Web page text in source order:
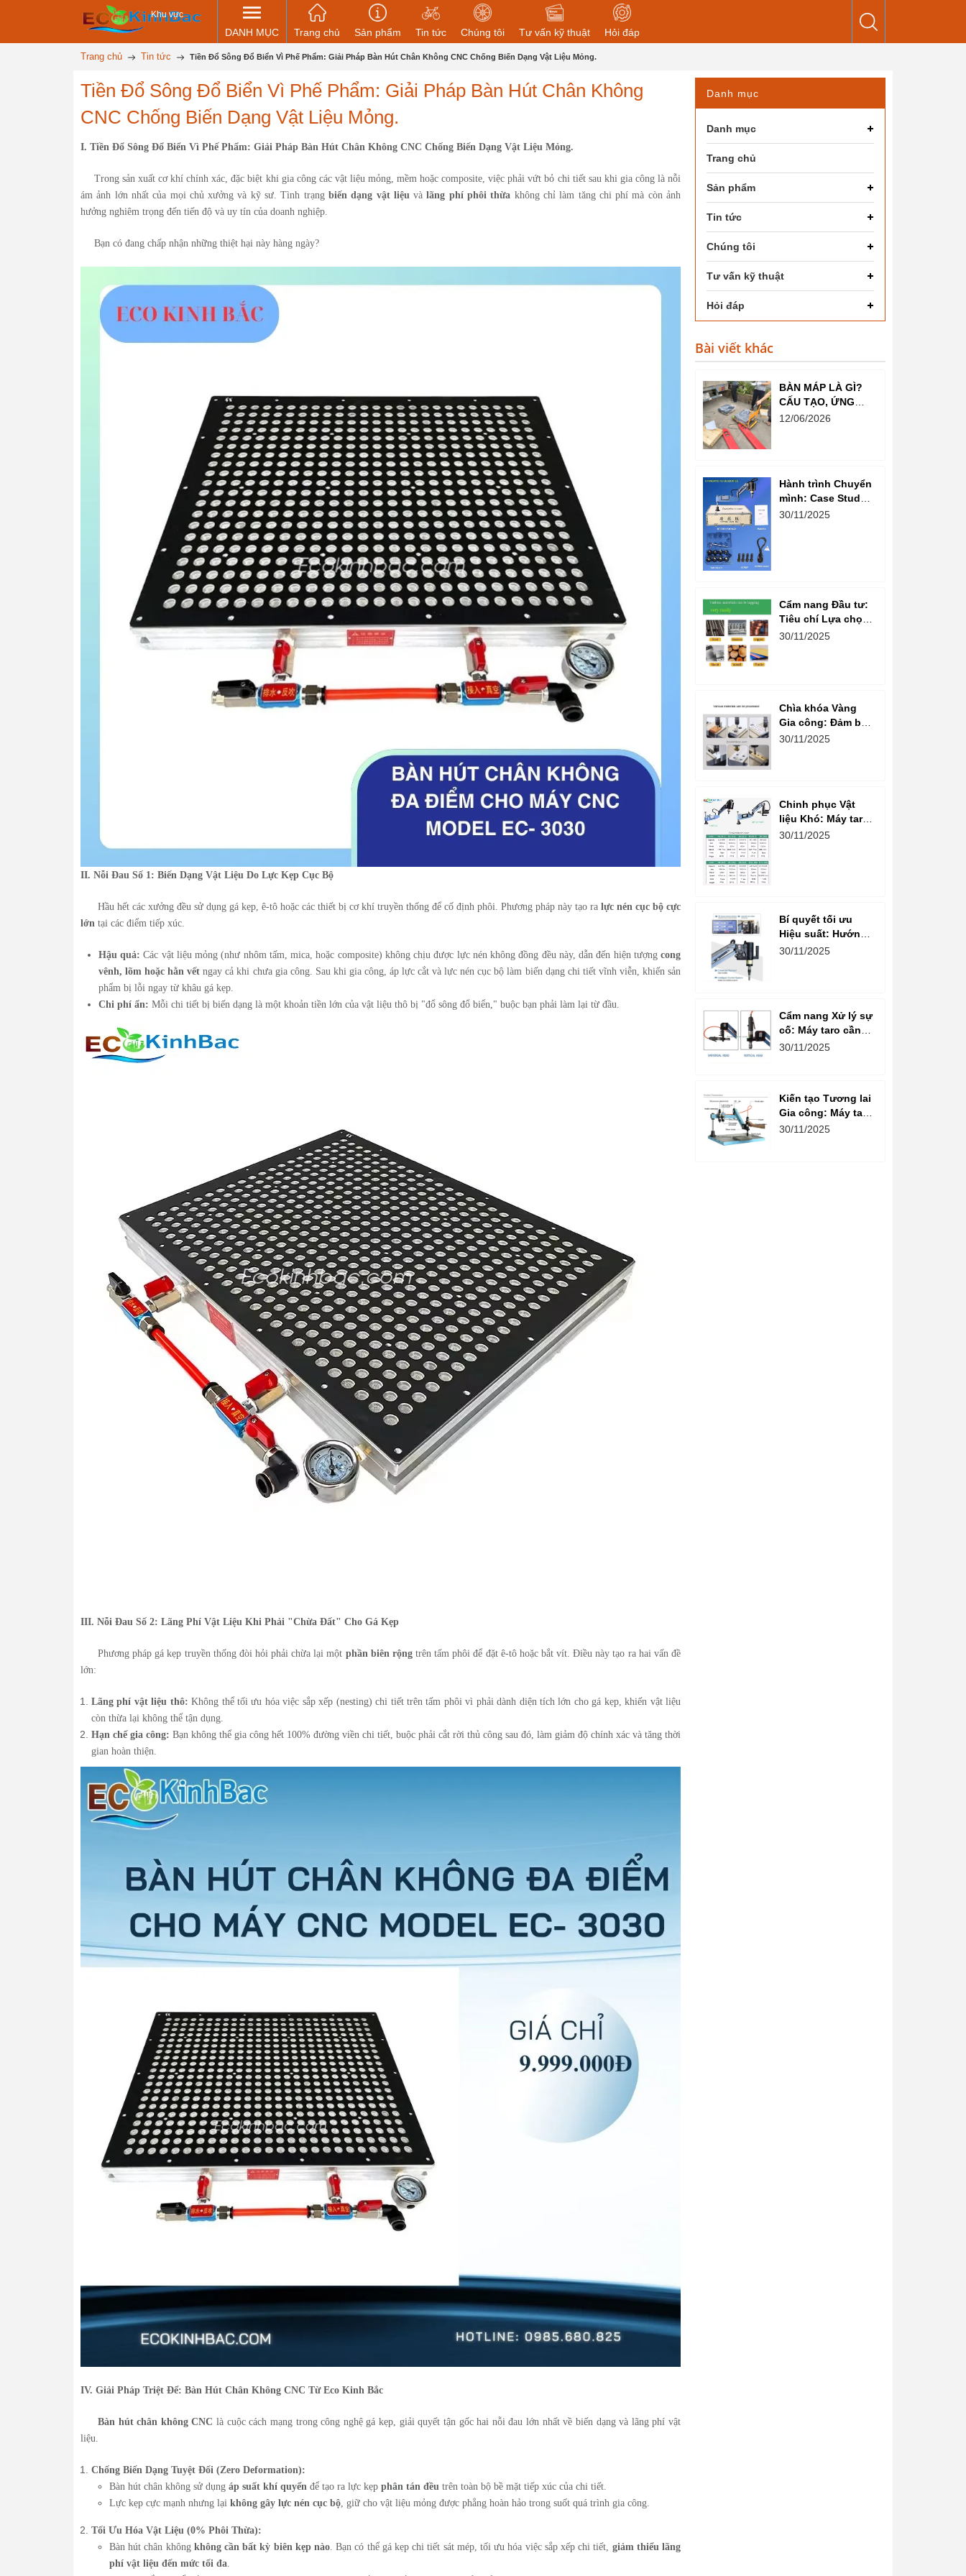
Khu vực
DANH MỤC Trang chủ Sản phẩm Tin tức Chúng tôi Tư vấn kỹ thuật Hỏi đáp
Trang chủ Tin tức Tiền Đổ Sông Đổ Biển Vì Phế Phẩm: Giải Pháp Bàn Hút Chân Không CNC Chống Biến Dạng Vật Liệu Mỏng.
Tiền Đổ Sông Đổ Biển Vì Phế Phẩm: Giải Pháp Bàn Hút Chân Không
CNC Chống Biến Dạng Vật Liệu Mỏng.
I. Tiền Đổ Sông Đổ Biển Vì Phế Phẩm: Giải Pháp Bàn Hút Chân Không CNC Chống Biến Dạng Vật Liệu Mỏng.
Trong sản xuất cơ khí chính xác, đặc biệt khi gia công các vật liệu mỏng, mềm hoặc composite, việc phải vứt bỏ chi tiết sau khi gia công là nỗi
ám ảnh lớn nhất của mọi chủ xưởng và kỹ sư. Tình trạng biến dạng vật liệuvàlãng phí phôi thừa không chỉ làm tăng chi phí mà còn ảnh
hưởng nghiêm trọng đến tiến độ và uy tín của doanh nghiệp.
Bạn có đang chấp nhận những thiệt hại này hàng ngày?
II. Nỗi Đau Số 1: Biến Dạng Vật Liệu Do Lực Kẹp Cục Bộ
Hầu hết các xưởng đều sử dụng gá kẹp, ê-tô hoặc các thiết bị cơ khí truyền thống để cố định phôi. Phương pháp này tạo ra lực nén cục bộ cực
lớn tại các điểm tiếp xúc.
Hậu quả: Các vật liệu mỏng (như nhôm tấm, mica, hoặc composite) không chịu được lực nén không đồng đều này, dẫn đến hiện tượngcong
vênh, lõm hoặc hằn vết ngay cả khi chưa gia công. Sau khi gia công, áp lực cắt và lực nén cục bộ làm biến dạng chi tiết vĩnh viễn, khiến sản
phẩm bị lỗi ngay từ khâu gá kẹp.
Chi phí ẩn: Mỗi chi tiết bị biến dạng là một khoản tiền lớn của vật liệu thô bị "đổ sông đổ biển," buộc bạn phải làm lại từ đầu.
III. Nỗi Đau Số 2: Lãng Phí Vật Liệu Khi Phải "Chừa Đất" Cho Gá Kẹp
Phương pháp gá kẹp truyền thống đòi hỏi phải chừa lại một phần biên rộngtrên tấm phôi để đặt ê-tô hoặc bắt vít. Điều này tạo ra hai vấn đề
lớn:
Lãng phí vật liệu thô: Không thể tối ưu hóa việc sắp xếp (nesting) chi tiết trên tấm phôi vì phải dành diện tích lớn cho gá kẹp, khiến vật liệu
còn thừa lại không thể tận dụng.
Hạn chế gia công: Bạn không thể gia công hết 100% đường viền chi tiết, buộc phải cắt rời thủ công sau đó, làm giảm độ chính xác và tăng thời
gian hoàn thiện.
IV. Giải Pháp Triệt Để: Bàn Hút Chân Không CNC Từ Eco Kinh Bắc
Bàn hút chân không CNC là cuộc cách mạng trong công nghệ gá kẹp, giải quyết tận gốc hai nỗi đau lớn nhất về biến dạng và lãng phí vật
liệu.
Chống Biến Dạng Tuyệt Đối (Zero Deformation):
Bàn hút chân không sử dụng áp suất khí quyển để tạo ra lực kẹp phân tán đều trên toàn bộ bề mặt tiếp xúc của chi tiết.
Lực kẹp cực mạnh nhưng lại không gây lực nén cục bộ, giữ cho vật liệu mỏng được phẳng hoàn hảo trong suốt quá trình gia công.
Tối Ưu Hóa Vật Liệu (0% Phôi Thừa):
Bàn hút chân không không cần bất kỳ biên kẹp nào. Bạn có thể gá kẹp chi tiết sát mép, tối ưu hóa việc sắp xếp chi tiết, giảm thiểu lãng
phí vật liệu đến mức tối đa.
Danh mục
Danh mục
Trang chủ
Sản phẩm
Tin tức
Chúng tôi
Tư vấn kỹ thuật
Hỏi đáp
Bài viết khác
BÀN MÁP LÀ GÌ?
CẤU TẠO, ỨNG
DỤNG VÀ VAI TRÒ
12/06/2026
Hành trình Chuyển
mình: Case Study
Tối ưu Năng suất
30/11/2025
Cẩm nang Đầu tư:
Tiêu chí Lựa chọn
Thương hiệu và
30/11/2025
Chìa khóa Vàng
Gia công: Đảm bảo
Đường Ren Đẹp và
30/11/2025
Chinh phục Vật
liệu Khó: Máy taro
cần điện và Hướng
30/11/2025
Bí quyết tối ưu
Hiệu suất: Hướng
dẫn chi tiết chọn
30/11/2025
Cẩm nang Xử lý sự
cố: Máy taro cần
điện – Những lỗi
30/11/2025
Kiến tạo Tương lai
Gia công: Máy taro
cần điện và Xu
30/11/2025